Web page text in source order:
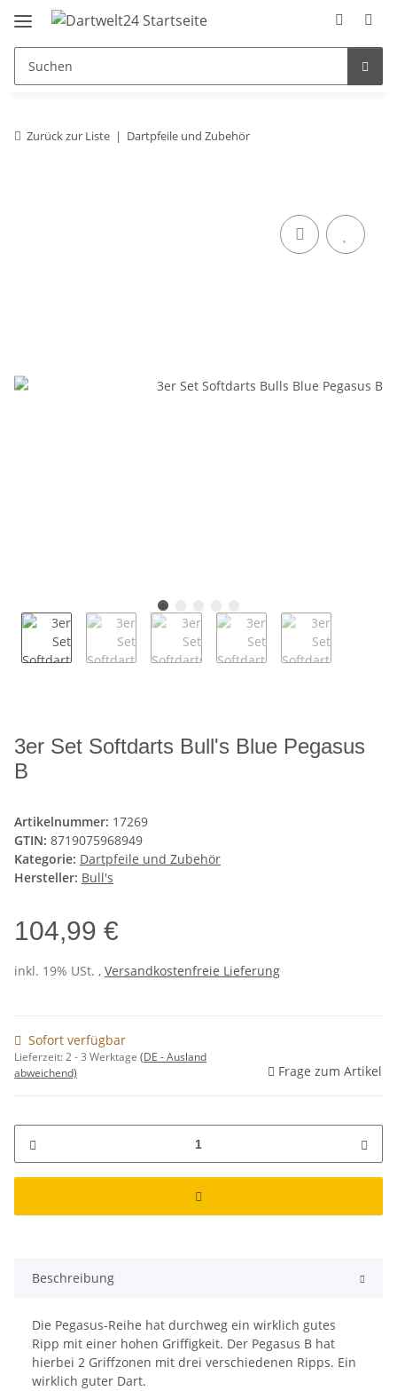
Zurück zur Liste Dartpfeile und Zubehör
3er Set Softdarts Bull's Blue Pegasus
B
Artikelnummer: 17269
GTIN: 8719075968949
Kategorie: Dartpfeile und Zubehör
Hersteller: Bull's
104,99 €
inkl. 19% USt. , Versandkostenfreie Lieferung
Sofort verfügbar
Lieferzeit:2 - 3 Werktage (DE - Ausland
abweichend)
Frage zum Artikel
Beschreibung
Die Pegasus-Reihe hat durchweg ein wirklich gutes
Ripp mit einer hohen Griffigkeit. Der Pegasus B hat
hierbei 2 Griffzonen mit drei verschiedenen Ripps. Ein
wirklich guter Dart.